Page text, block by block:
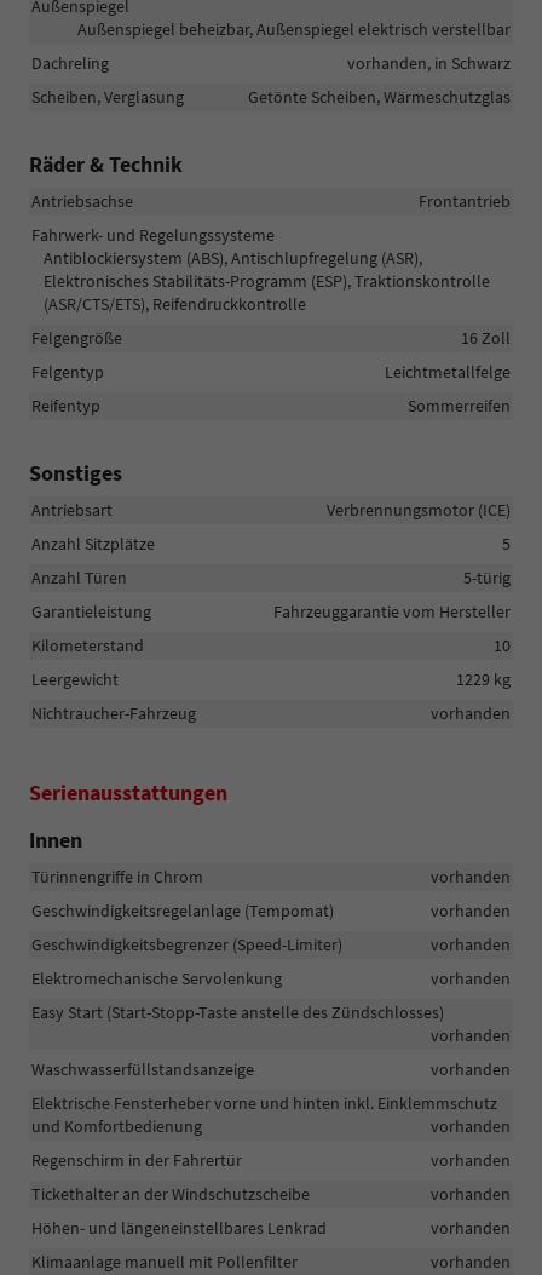
Außenspiegel
Außenspiegel beheizbar, Außenspiegel elektrisch verstellbar
Dachreling
vorhanden, in Schwarz
Scheiben, Verglasung
Getönte Scheiben, Wärmeschutzglas
Räder & Technik
Antriebsachse
Frontantrieb
Fahrwerk- und Regelungssysteme
Antiblockiersystem (ABS), Antischlupfregelung (ASR),
Elektronisches Stabilitäts-Programm (ESP), Traktionskontrolle
(ASR/CTS/ETS), Reifendruckkontrolle
Felgengröße
16 Zoll
Felgentyp
Leichtmetallfelge
Reifentyp
Sommerreifen
Sonstiges
Antriebsart
Verbrennungsmotor (ICE)
Anzahl Sitzplätze
5
Anzahl Türen
5-türig
Garantieleistung
Fahrzeuggarantie vom Hersteller
Kilometerstand
10
Leergewicht
1229 kg
Nichtraucher-Fahrzeug
vorhanden
Serienausstattungen
Innen
Türinnengriffe in Chrom
vorhanden
Geschwindigkeitsregelanlage (Tempomat)
vorhanden
Geschwindigkeitsbegrenzer (Speed-Limiter)
vorhanden
Elektromechanische Servolenkung
vorhanden
Easy Start (Start-Stopp-Taste anstelle des Zündschlosses)
vorhanden
Waschwasserfüllstandsanzeige
vorhanden
Elektrische Fensterheber vorne und hinten inkl. Einklemmschutz
und Komfortbedienung
vorhanden
Regenschirm in der Fahrertür
vorhanden
Tickethalter an der Windschutzscheibe
vorhanden
Höhen- und längeneinstellbares Lenkrad
vorhanden
Klimaanlage manuell mit Pollenfilter
vorhanden